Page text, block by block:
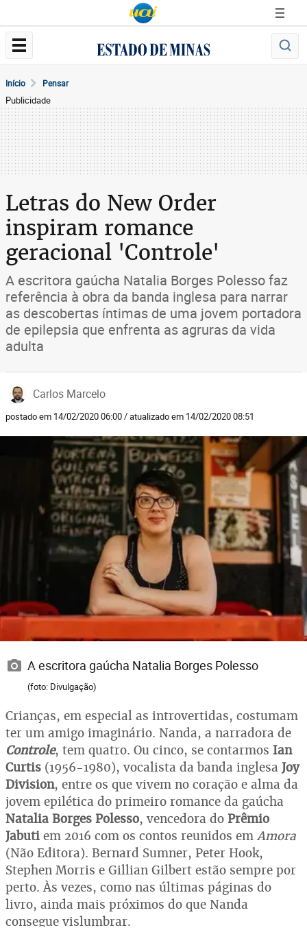
Início Pensar
Publicidade
Letras do New Order
inspiram romance
geracional 'Controle'
A escritora gaúcha Natalia Borges Polesso faz
referência à obra da banda inglesa para narrar
as descobertas íntimas de uma jovem portadora
de epilepsia que enfrenta as agruras da vida
adulta
Carlos Marcelo
postado em 14/02/2020 06:00 / atualizado em 14/02/2020 08:51
A escritora gaúcha Natalia Borges Polesso
(foto: Divulgação)
Crianças, em especial as introvertidas, costumam
ter um amigo imaginário. Nanda, a narradora de
Controle, tem quatro. Ou cinco, se contarmos Ian
Curtis (1956-1980), vocalista da banda inglesa Joy
Division, entre os que vivem no coração e alma da
jovem epilética do primeiro romance da gaúcha
Natalia Borges Polesso, vencedora do Prêmio
Jabuti em 2016 com os contos reunidos emAmora
(Não Editora). Bernard Sumner, Peter Hook,
Stephen Morris e Gillian Gilbert estão sempre por
perto. Às vezes, como nas últimas páginas do
livro, ainda mais próximos do que Nanda
consegue vislumbrar.